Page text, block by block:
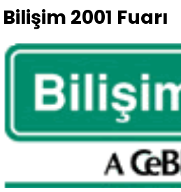
Bilişim 2001 Fuarı